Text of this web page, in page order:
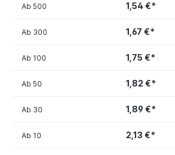
Ab 10 2,13 €*
Ab 30 1,89 €*
Ab 50 1,82 €*
Ab 100 1,75 €*
Ab 300 1,67 €*
Ab 500 1,54 €*